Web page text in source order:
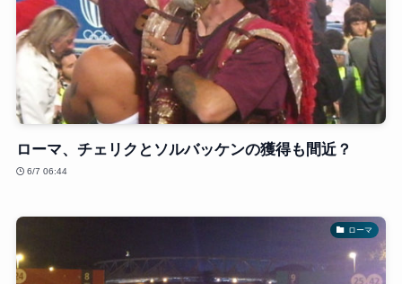
ローマ、チェリクとソルバッケンの獲得も間近？
6/7 06:44
ローマ